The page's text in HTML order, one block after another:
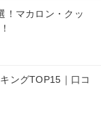
！マカロン・クッ
ングTOP15｜口コ